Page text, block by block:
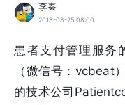
李秦
2018-08-25 08:00
患者支付管理服务
（微信号：vcbeat
的技术公司